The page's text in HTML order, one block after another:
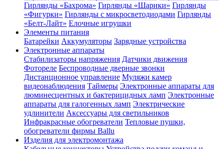
Гирлянды «Бахрома» Гирлянды «Шарики» Гирлянды
«Фигурки» Гирлянды с микросветодиодами Гирлянды
«Белт-Лайт» Елочные игрушки
Элементы питания
Батарейки Аккумуляторы Зарядные устройства
Электронные аппараты
Стабилизаторы напряжения Датчики движения
Фотореле Беспроводные дверные звонки
Дистанционное управление Муляжи камер
видеонаблюдения Таймеры Электронные аппараты для
люминесцентных и бактерицидных ламп Электронные
аппараты для галогенных ламп Электрические
удлинители Аксессуары для светильников
Инфракрасные обогреватели Тепловые пушки,
обогреватели фирмы Ballu
Изделия для электромонтажа